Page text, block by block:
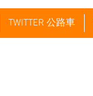
TWITTER 公路車